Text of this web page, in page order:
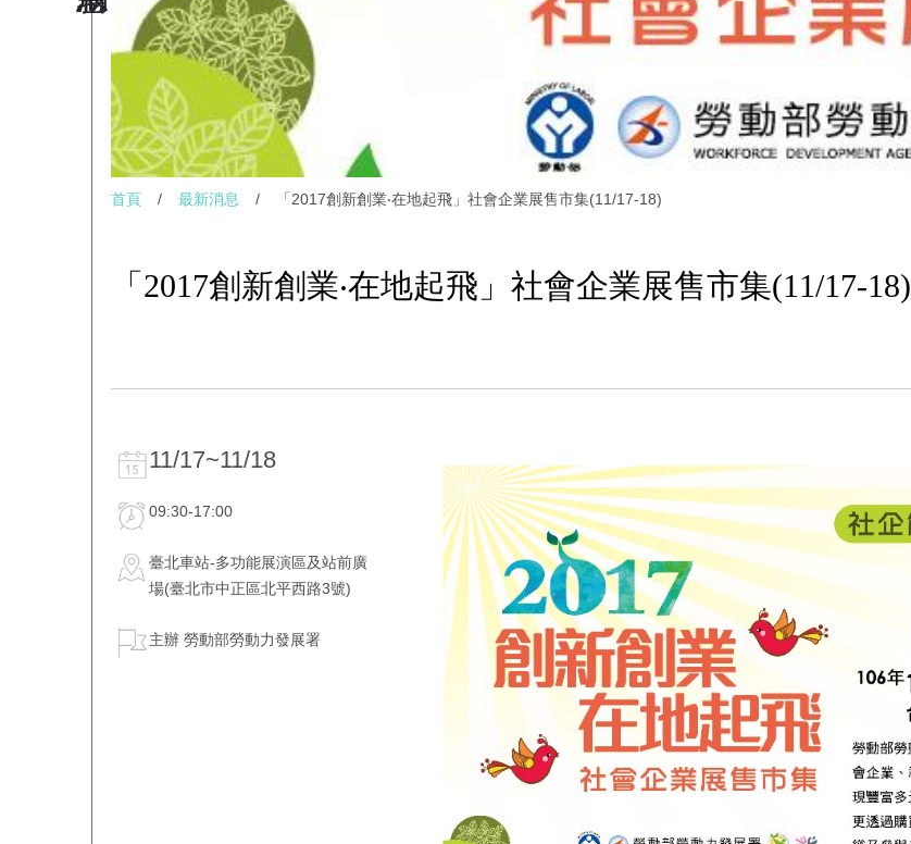
首頁 / 最新消息 / 「2017創新創業‧在地起飛」社會企業展售市集(11/17-18)
「2017創新創業‧在地起飛」社會企業展售市集(11/17-18)
11/17~11/18
09:30-17:00
臺北車站-多功能展演區及站前廣
場(臺北市中正區北平西路3號)
主辦 勞動部勞動力發展署